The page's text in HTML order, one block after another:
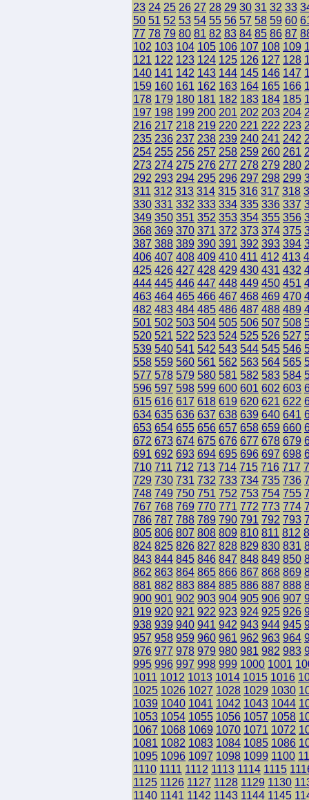
23 24 25 26 27 28 29 30 31 32 33
50 51 52 53 54 55 56 57 58 59 60
77 78 79 80 81 82 83 84 85 86 87
102 103 104 105 106 107 108 109
121 122 123 124 125 126 127 128
140 141 142 143 144 145 146 147
159 160 161 162 163 164 165 166
178 179 180 181 182 183 184 185
197 198 199 200 201 202 203 204
216 217 218 219 220 221 222 223
235 236 237 238 239 240 241 242
254 255 256 257 258 259 260 261
273 274 275 276 277 278 279 280
292 293 294 295 296 297 298 299
311 312 313 314 315 316 317 318
330 331 332 333 334 335 336 337
349 350 351 352 353 354 355 356
368 369 370 371 372 373 374 375
387 388 389 390 391 392 393 394
406 407 408 409 410 411 412 413
425 426 427 428 429 430 431 432
444 445 446 447 448 449 450 451
463 464 465 466 467 468 469 470
482 483 484 485 486 487 488 489
501 502 503 504 505 506 507 508
520 521 522 523 524 525 526 527
539 540 541 542 543 544 545 546
558 559 560 561 562 563 564 565
577 578 579 580 581 582 583 584
596 597 598 599 600 601 602 603
615 616 617 618 619 620 621 622
634 635 636 637 638 639 640 641
653 654 655 656 657 658 659 660
672 673 674 675 676 677 678 679
691 692 693 694 695 696 697 698
710 711 712 713 714 715 716 717
729 730 731 732 733 734 735 736
748 749 750 751 752 753 754 755
767 768 769 770 771 772 773 774
786 787 788 789 790 791 792 793
805 806 807 808 809 810 811 812
824 825 826 827 828 829 830 831
843 844 845 846 847 848 849 850
862 863 864 865 866 867 868 869
881 882 883 884 885 886 887 888
900 901 902 903 904 905 906 907
919 920 921 922 923 924 925 926
938 939 940 941 942 943 944 945
957 958 959 960 961 962 963 964
976 977 978 979 980 981 982 983
995 996 997 998 999 1000 1001
1011 1012 1013 1014 1015 1016
1025 1026 1027 1028 1029 1030
1039 1040 1041 1042 1043 1044
1053 1054 1055 1056 1057 1058
1067 1068 1069 1070 1071 1072
1081 1082 1083 1084 1085 1086
1095 1096 1097 1098 1099 1100
1110 1111 1112 1113 1114 1115
1125 1126 1127 1128 1129 1130
1140 1141 1142 1143 1144 1145